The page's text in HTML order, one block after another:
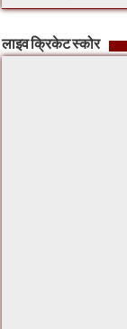
लाइव क्रिकेट स्कोर